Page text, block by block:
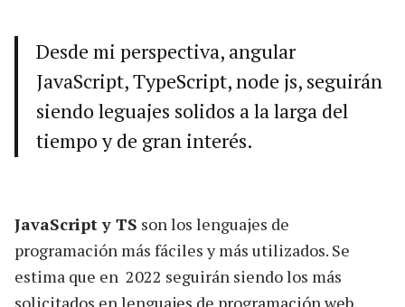
Desde mi perspectiva, angular
JavaScript, TypeScript, node js, seguirán
siendo leguajes solidos a la larga del
tiempo y de gran interés.
JavaScript y TS son los lenguajes de
programación más fáciles y más utilizados. Se
estima que en 2022 seguirán siendo los más
solicitados en lenguajes de programación web.